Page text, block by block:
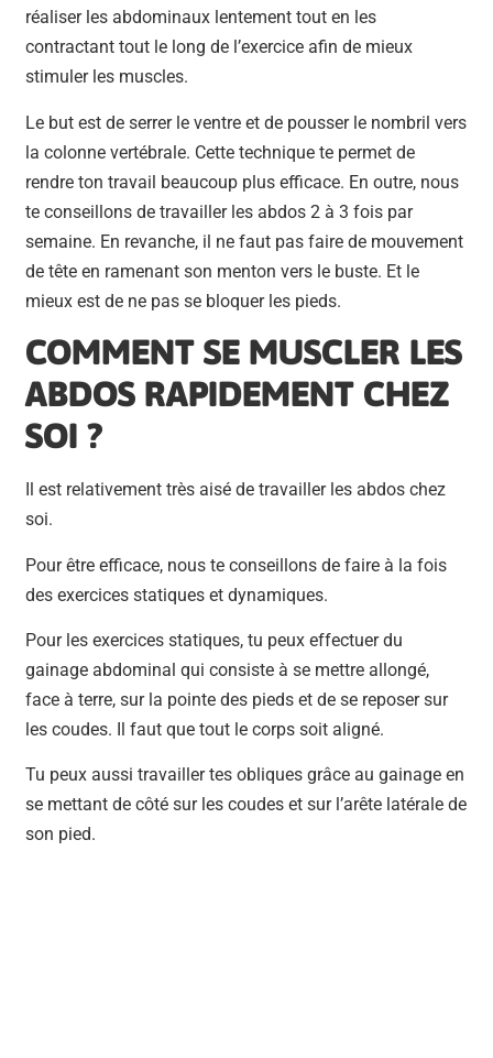
réaliser les abdominaux lentement tout en les
contractant tout le long de l’exercice afin de mieux
stimuler les muscles.
Le but est de serrer le ventre et de pousser le nombril vers
la colonne vertébrale. Cette technique te permet de
rendre ton travail beaucoup plus efficace. En outre, nous
te conseillons de travailler les abdos 2 à 3 fois par
semaine. En revanche, il ne faut pas faire de mouvement
de tête en ramenant son menton vers le buste. Et le
mieux est de ne pas se bloquer les pieds.
COMMENT SE MUSCLER LES
ABDOS RAPIDEMENT CHEZ
SOI ?
Il est relativement très aisé de travailler les abdos chez
soi.
Pour être efficace, nous te conseillons de faire à la fois
des exercices statiques et dynamiques.
Pour les exercices statiques, tu peux effectuer du
gainage abdominal qui consiste à se mettre allongé,
face à terre, sur la pointe des pieds et de se reposer sur
les coudes. Il faut que tout le corps soit aligné.
Tu peux aussi travailler tes obliques grâce au gainage en
se mettant de côté sur les coudes et sur l’arête latérale de
son pied.